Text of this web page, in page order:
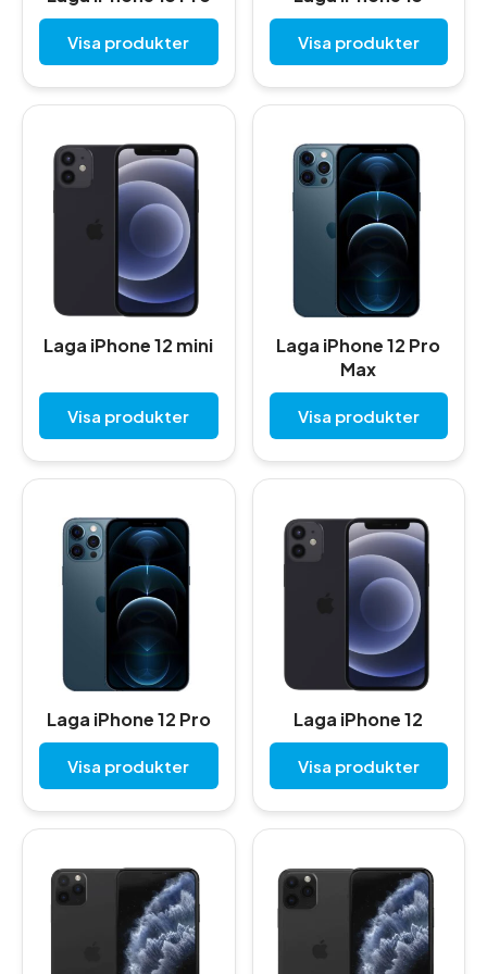
Visa produkter Visa produkter
Laga iPhone 12 mini
Visa produkter
Laga iPhone 12 Pro
Max
Visa produkter
Laga iPhone 12 Pro
Visa produkter
Laga iPhone 12
Visa produkter